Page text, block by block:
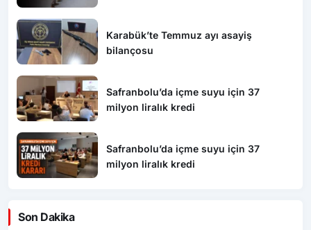
Karabük’te Temmuz ayı asayiş
bilançosu
Safranbolu’da içme suyu için 37
milyon liralık kredi
Safranbolu’da içme suyu için 37
milyon liralık kredi
Son Dakika